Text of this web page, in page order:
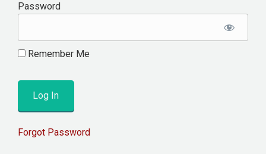
Password
Remember Me
Forgot Password